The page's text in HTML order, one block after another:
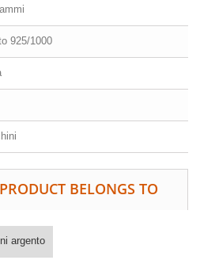
925/1000
BELONGS TO
argento